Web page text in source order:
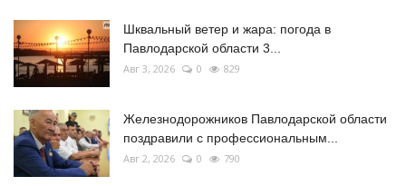
Шквальный ветер и жара: погода в
Павлодарской области 3...
Авг 3, 2026 0 829
Железнодорожников Павлодарской области
поздравили с профессиональным...
Авг 2, 2026 0 790